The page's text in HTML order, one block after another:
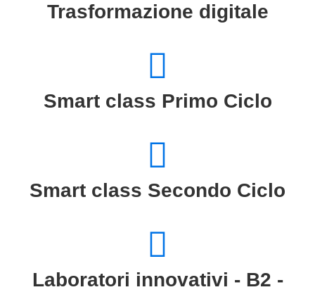
Trasformazione digitale
Smart class Primo Ciclo
Smart class Secondo Ciclo
Laboratori innovativi - B2 -